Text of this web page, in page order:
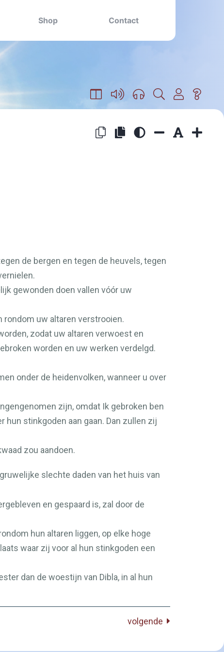
Shop Contact
de bergen en tegen de heuvels, tegen
gewonden doen vallen vóór uw
rondom uw altaren verstrooien.
zodat uw altaren verwoest en
worden en uw werken verdelgd.
onder de heidenvolken, wanneer u over
zijn, omdat Ik gebroken ben
hun stinkgoden aan gaan. Dan zullen zij
zou aandoen.
slechte daden van het huis van
en gespaard is, zal door de
hun altaren liggen, op elke hoge
waar zij voor al hun stinkgoden een
dan de woestijn van Dibla, in al hun
volgende